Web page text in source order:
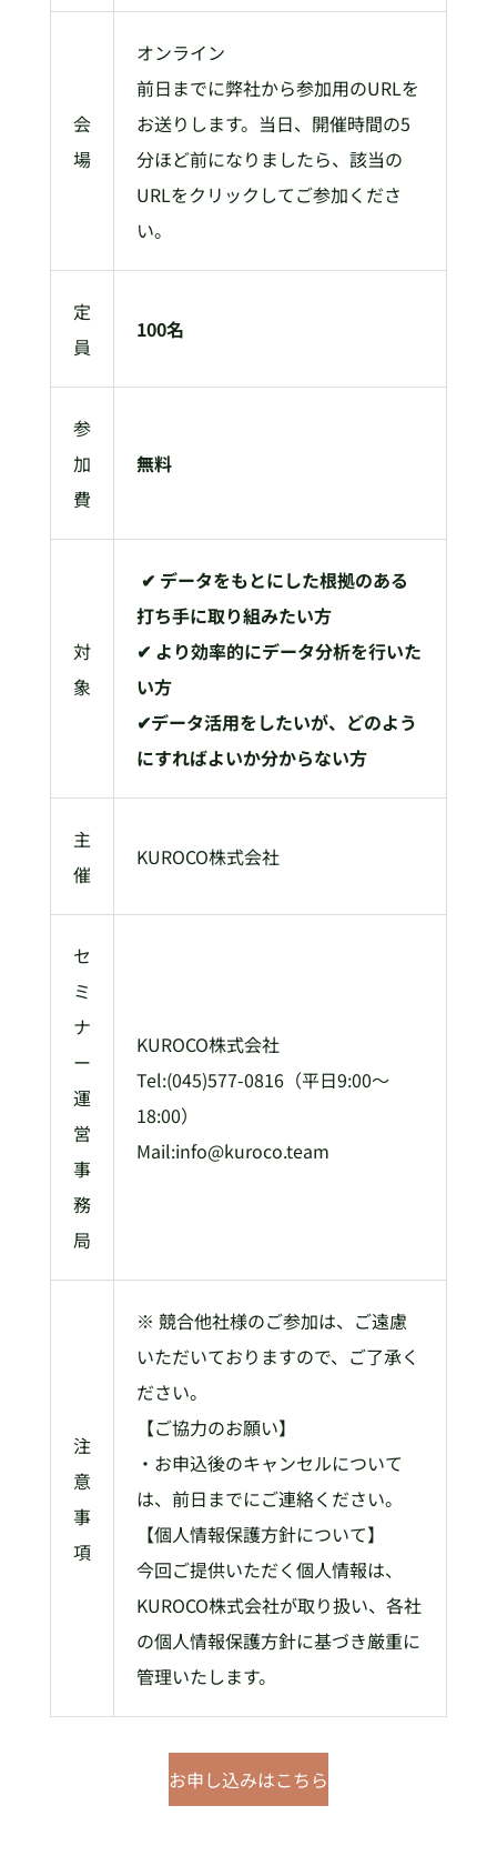
会
場
オンライン
前日までに弊社から参加用のURLを
お送りします。当日、開催時間の5
分ほど前になりましたら、該当の
URLをクリックしてご参加くださ
い。
定
員
100名
参
加
費
無料
対
象
✔ データをもとにした根拠のある
打ち手に取り組みたい方
✔ より効率的にデータ分析を行いた
い方
✔データ活用をしたいが、どのよう
にすればよいか分からない方
主
催
KUROCO株式会社
セ
ミ
ナ
ー
運
営
事
務
局
KUROCO株式会社
Tel:(045)577-0816（平日9:00～
18:00）
Mail:info@kuroco.team
注
意
事
項
※ 競合他社様のご参加は、ご遠慮
いただいておりますので、ご了承く
ださい。
【ご協力のお願い】
・お申込後のキャンセルについて
は、前日までにご連絡ください。
【個人情報保護方針について】
今回ご提供いただく個人情報は、
KUROCO株式会社が取り扱い、各社
の個人情報保護方針に基づき厳重に
管理いたします。
お申し込みはこちら